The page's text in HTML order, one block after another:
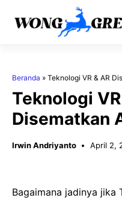
Beranda » Teknologi VR & AR
Teknologi
Disematkan
Irwin Andriyanto April 2,
Bagaimana jadinya jika